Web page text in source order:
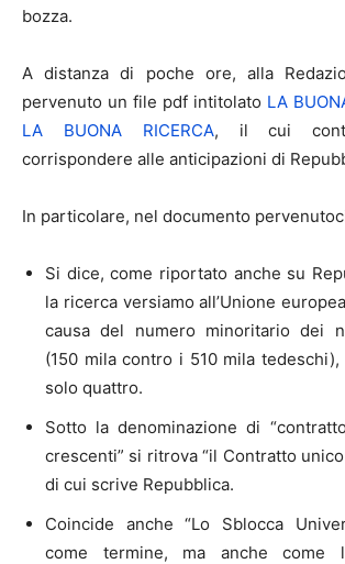
bozza.
A distanza di poche ore, alla
pervenuto un file pdf intitolato LA
LA BUONA RICERCA, il cui
corrispondere alle anticipazioni di
In particolare, nel documento
Si dice, come riportato anche su
la ricerca versiamo all’Unione
causa del numero minoritario dei
(150 mila contro i 510 mila
solo quattro.
Sotto la denominazione di
crescenti” si ritrova “il Contratto unico
di cui scrive Repubblica.
Coincide anche “Lo Sblocca
come termine, ma anche come